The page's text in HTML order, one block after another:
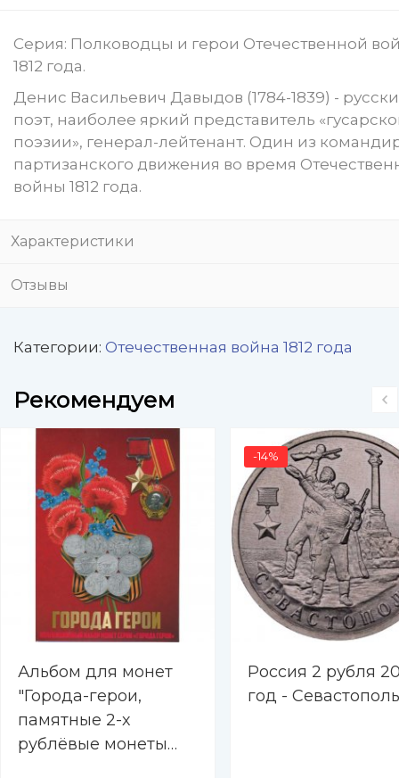
Серия: Полководцы и герои Отечественной
1812 года.
Денис Васильевич Давыдов (1784-1839) -
поэт, наиболее яркий представитель
поэзии», генерал-лейтенант. Один из
партизанского движения во время
войны 1812 года.
Характеристики
Отзывы
Категории: Отечественная война 1812 года
Рекомендуем
Альбом для монет
"Города-герои,
памятные 2-х
рублёвые монеты
-14%
Россия 2 рубля
год - Севастополь